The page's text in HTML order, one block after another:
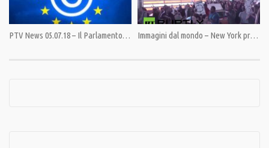
PTV News 05.07.18 – Il Parlamento Europeo boccia la direttiva sul copyright Immagini dal mondo – New York protesta per Ferguson